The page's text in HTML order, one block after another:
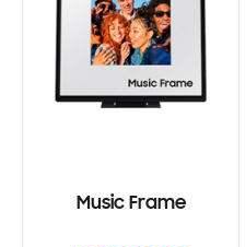
Music Frame